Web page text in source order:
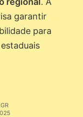
garantir
para